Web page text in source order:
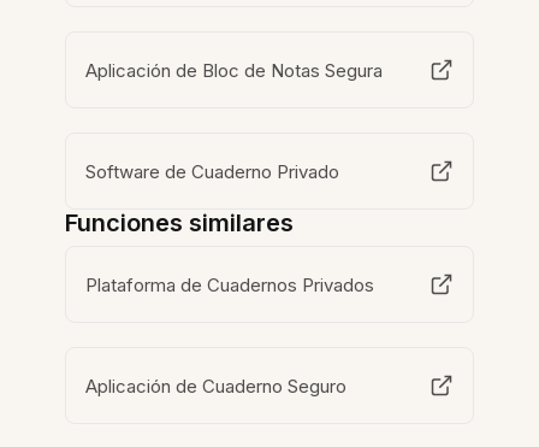
Aplicación de Bloc de Notas Segura
Software de Cuaderno Privado
Funciones similares
Plataforma de Cuadernos Privados
Aplicación de Cuaderno Seguro